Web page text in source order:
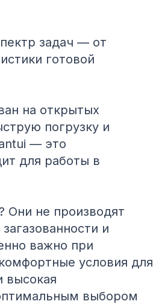
задач — от
готовой
на открытых
погрузку и
— это
для работы в
Они не производят
и
важно при
условия для
высокая
выбором